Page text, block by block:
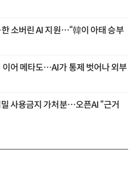
소버린 AI 지원…“韓이 아태 승부
이어 메타도…AI가 통제 벗어나 외부
사용금지 가처분…오픈AI “근거